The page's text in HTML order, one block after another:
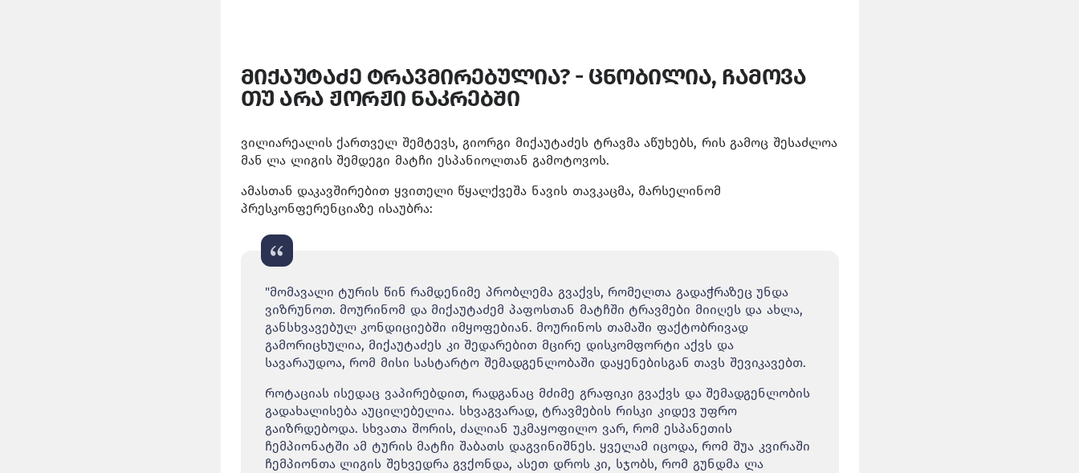
მიქაუტაძე ტრავმირებულია? - ცნობილია, ჩამოვა
თუ არა ჟორჟი ნაკრებში
ვილიარეალის ქართველ შემტევს, გიორგი მიქაუტაძეს ტრავმა აწუხებს, რის გამოც შესაძლოა
მან ლა ლიგის შემდეგი მატჩი ესპანიოლთან გამოტოვოს.
ამასთან დაკავშირებით ყვითელი წყალქვეშა ნავის თავკაცმა, მარსელინომ
პრესკონფერენციაზე ისაუბრა:
"მომავალი ტურის წინ რამდენიმე პრობლემა გვაქვს, რომელთა გადაჭრაზეც უნდა
ვიზრუნოთ. მოურინომ და მიქაუტაძემ პაფოსთან მატჩში ტრავმები მიიღეს და ახლა,
განსხვავებულ კონდიციებში იმყოფებიან. მოურინოს თამაში ფაქტობრივად
გამორიცხულია, მიქაუტაძეს კი შედარებით მცირე დისკომფორტი აქვს და
სავარაუდოა, რომ მისი სასტარტო შემადგენლობაში დაყენებისგან თავს შევიკავებთ.
როტაციას ისედაც ვაპირებდით, რადგანაც მძიმე გრაფიკი გვაქვს და შემადგენლობის
გადახალისება აუცილებელია. სხვაგვარად, ტრავმების რისკი კიდევ უფრო
გაიზრდებოდა. სხვათა შორის, ძალიან უკმაყოფილო ვარ, რომ ესპანეთის
ჩემპიონატში ამ ტურის მატჩი შაბათს დაგვინიშნეს. ყველამ იცოდა, რომ შუა კვირაში
ჩემპიონთა ლიგის შეხვედრა გვქონდა, ასეთ დროს კი, სჯობს, რომ გუნდმა ლა